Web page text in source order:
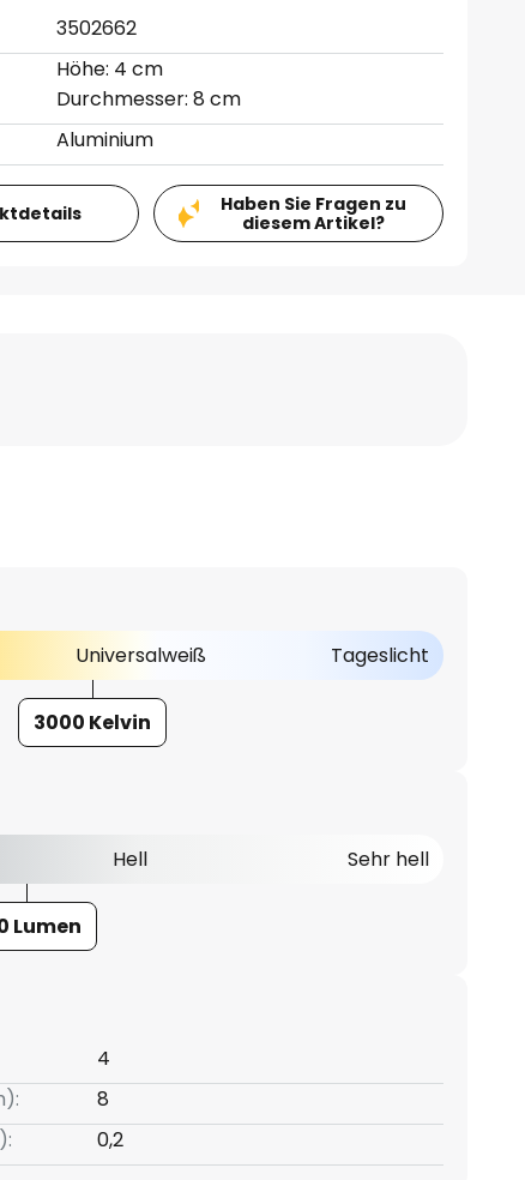
3502662
Höhe: 4 cm
Durchmesser: 8 cm
Aluminium
Haben Sie Fragen zu
diesem Artikel?
Universalweiß Tageslicht
3000 Kelvin
Hell Sehr hell
Lumen
4
8
0,2